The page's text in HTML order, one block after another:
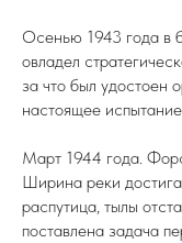
Осенью 1943 года в
овладел
за что был
настоящее
Март 1944 года.
Ширина реки
распутица, тылы
поставлена задача